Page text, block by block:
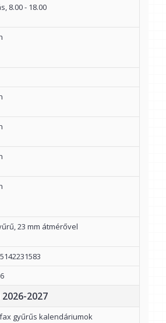
8.00 - 18.00
23 mm átmérővel
2027
gyűrűs kalendáriumok